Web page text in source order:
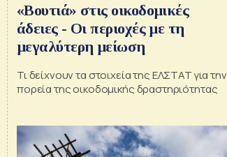
«Βουτιά» στις οικοδομικές
άδειες - Οι περιοχές με τη
μεγαλύτερη μείωση
Τι δείχνουν τα στοιχεία της ΕΛΣΤΑΤ για την
πορεία της οικοδομικής δραστηριότητας